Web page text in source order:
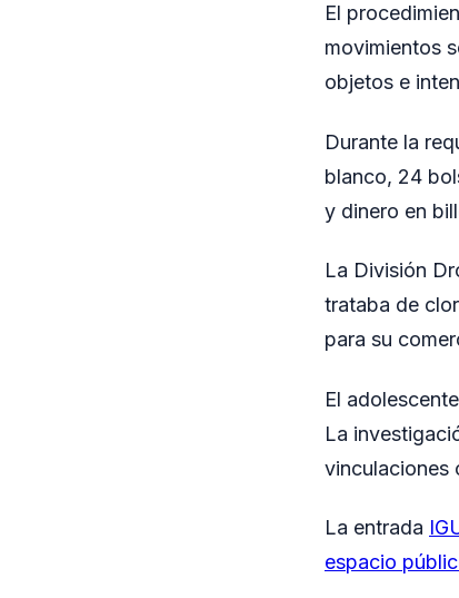
El
movimientos
objetos e
Durante la
blanco, 24
y dinero en
La División
trataba de
para su
El
La
vinculaciones
La entrada
espacio